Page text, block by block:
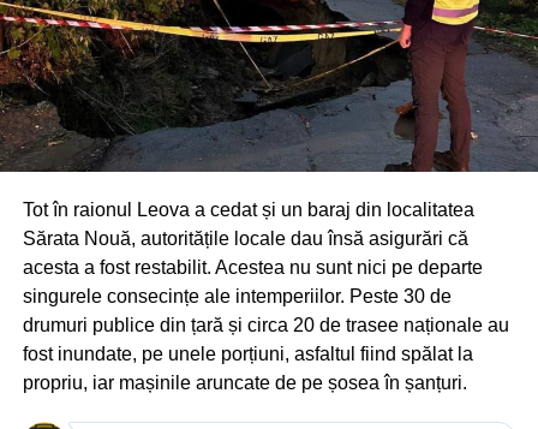
Tot în raionul Leova a cedat și un baraj din localitatea
Sărata Nouă, autoritățile locale dau însă asigurări că
acesta a fost restabilit. Acestea nu sunt nici pe departe
singurele consecințe ale intemperiilor. Peste 30 de
drumuri publice din țară și circa 20 de trasee naționale au
fost inundate, pe unele porțiuni, asfaltul fiind spălat la
propriu, iar mașinile aruncate de pe șosea în șanțuri.